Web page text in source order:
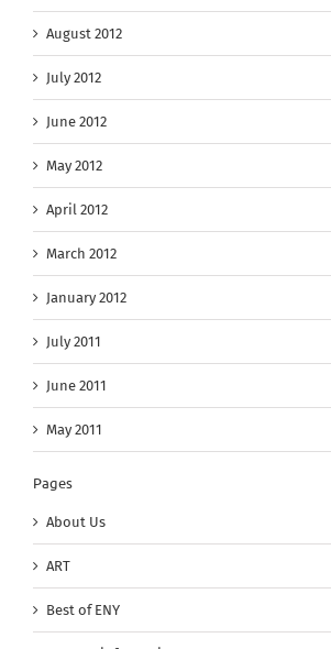
August 2012
July 2012
June 2012
May 2012
April 2012
March 2012
January 2012
July 2011
June 2011
May 2011
Pages
About Us
ART
Best of ENY